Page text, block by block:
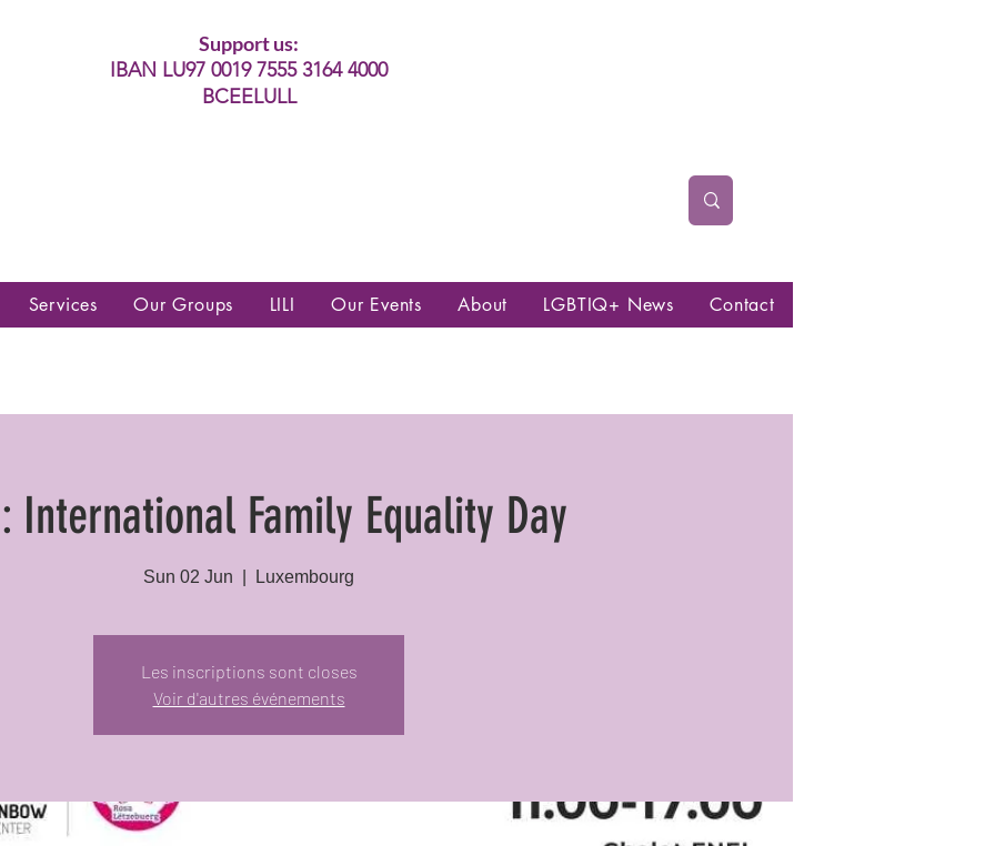
Support us:
IBAN LU97 0019 7555 3164 4000
BCEELULL
Services Our Groups LILI Our Events About LGBTIQ+ News Contact
International Family Equality Day
Sun 02 Jun Luxembourg
Les inscriptions sont closes
Voir d'autres événements